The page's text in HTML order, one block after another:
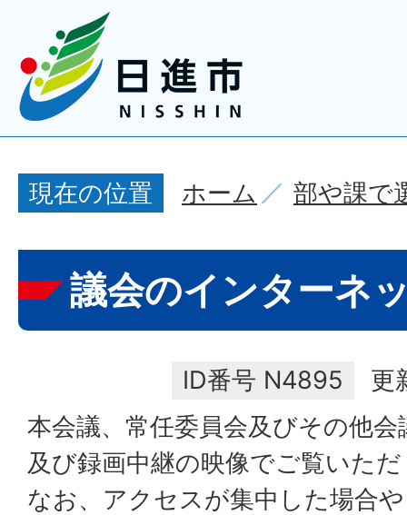
現在の位置 ホーム 部や課で
議会のインターネ
ID番号 N4895
更
本会議、常任委員会及びその他
及び録画中継の映像でご覧いた
なお、アクセスが集中した場合